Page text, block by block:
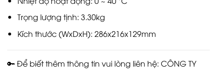
Trọng lượng tịnh: 3.30kg
Kích thước (WxDxH): 286x216x129mm
🔑 Để biết thêm thông tin vui lòng liên hệ: CÔNG TY